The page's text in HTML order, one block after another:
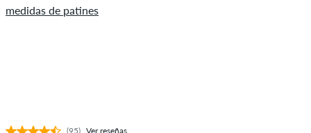
medidas de patines
(95) Ver reseñas